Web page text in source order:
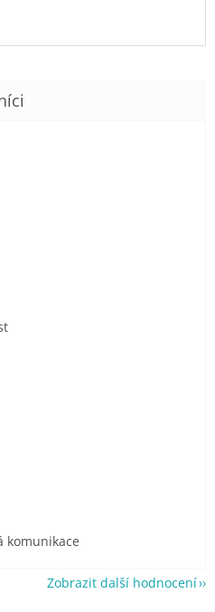
je 5 z 5 hvězdiček.
je 5 z 5 hvězdiček.
je 5 z 5 hvězdiček.
je 5 z 5 hvězdiček.
komunikace
Zobrazit další hodnocení